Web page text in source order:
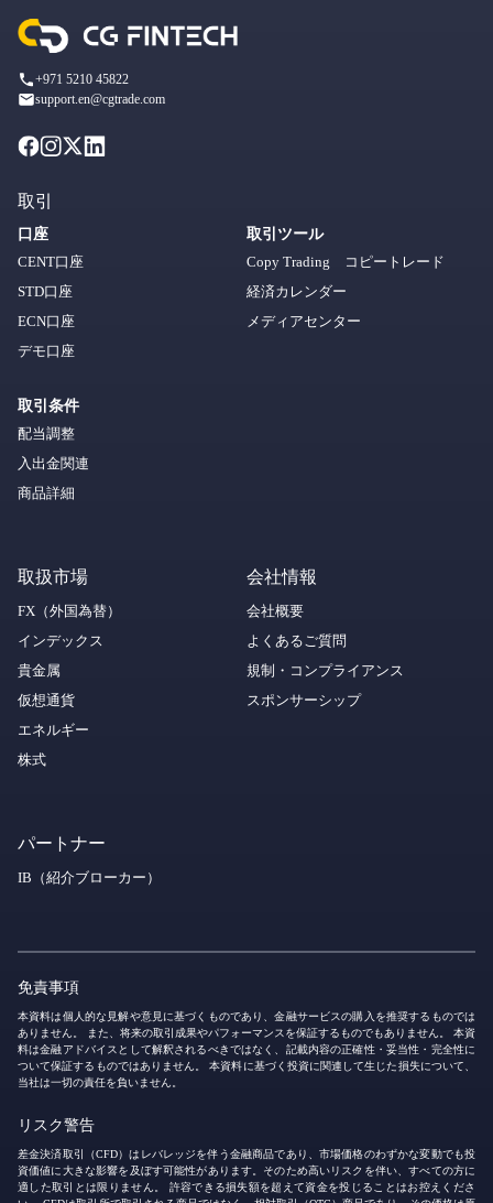
+971 5210 45822
support.en@cgtrade.com
取引
口座
CENT口座
STD口座
ECN口座
デモ口座
取引条件
配当調整
入出金関連
商品詳細
取引ツール
Copy Trading コピートレード
経済カレンダー
メディアセンター
取扱市場
FX（外国為替）
インデックス
貴金属
仮想通貨
エネルギー
株式
会社情報
会社概要
よくあるご質問
規制・コンプライアンス
スポンサーシップ
パートナー
IB（紹介ブローカー）
免責事項
本資料は個人的な見解や意見に基づくものであり、金融サービスの購入を推奨するものでは
ありません。 また、将来の取引成果やパフォーマンスを保証するものでもありません。 本資
料は金融アドバイスとして解釈されるべきではなく、記載内容の正確性・妥当性・完全性に
ついて保証するものではありません。 本資料に基づく投資に関連して生じた損失について、
当社は一切の責任を負いません。
リスク警告
差金決済取引（CFD）はレバレッジを伴う金融商品であり、市場価格のわずかな変動でも投
資価値に大きな影響を及ぼす可能性があります。そのため高いリスクを伴い、すべての方に
適した取引とは限りません。 許容できる損失額を超えて資金を投じることはお控えくださ